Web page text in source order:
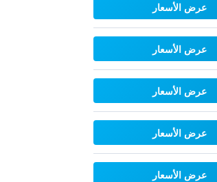
عرض الأسعار
عرض الأسعار
عرض الأسعار
عرض الأسعار
عرض الأسعار